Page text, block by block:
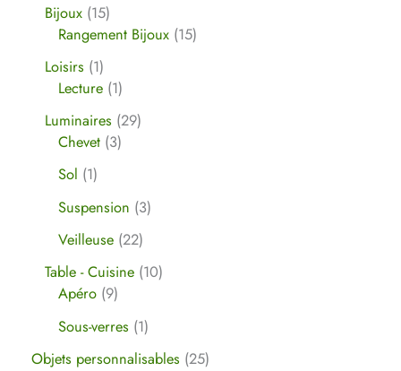
Bijoux 15
Rangement Bijoux 15
Loisirs 1
Lecture 1
Luminaires 29
Chevet 3
Sol 1
Suspension 3
Veilleuse 22
Table - Cuisine 10
Apéro 9
Sous-verres 1
Objets personnalisables 25